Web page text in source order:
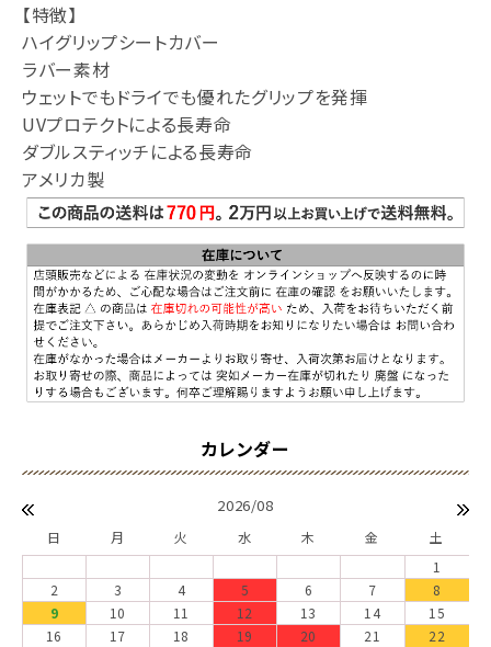
【特徴】
ハイグリップシートカバー
ラバー素材
ウェットでもドライでも優れたグリップを発揮
UVプロテクトによる長寿命
ダブルスティッチによる長寿命
アメリカ製
2026/08
日 月 火 水 木 金
土
1
2
3 4 5 6 7
8
9
10 11 12 13 14
15
16
17 18 19 20 21
22